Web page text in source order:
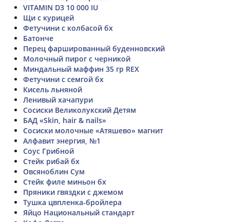
VITAMIN D3 10 000 IU
Щи с курицей
Фетучини с колбасой бх
Батонче
Перец фаршированный буденновский
Молочный пирог с черникой
Миндальный маффин 35 гр REX
Фетучини с семгой бх
Кисель льняной
Ленивый хачапури
Сосиски Великолукский Детям
БАД «Skin, hair & nails»
Сосиски молочные «Атяшево» магнит
Алфавит энергия, №1
Соус Грибной
Стейк рибай бх
Овсяноблин Сум
Стейк филе миньон бх
Пряники гвяздки с джемом
Тушка цвпленка-бройлера
Яйцо Национальный стандарт